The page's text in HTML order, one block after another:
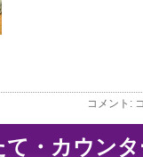
コメント:
て・カウン